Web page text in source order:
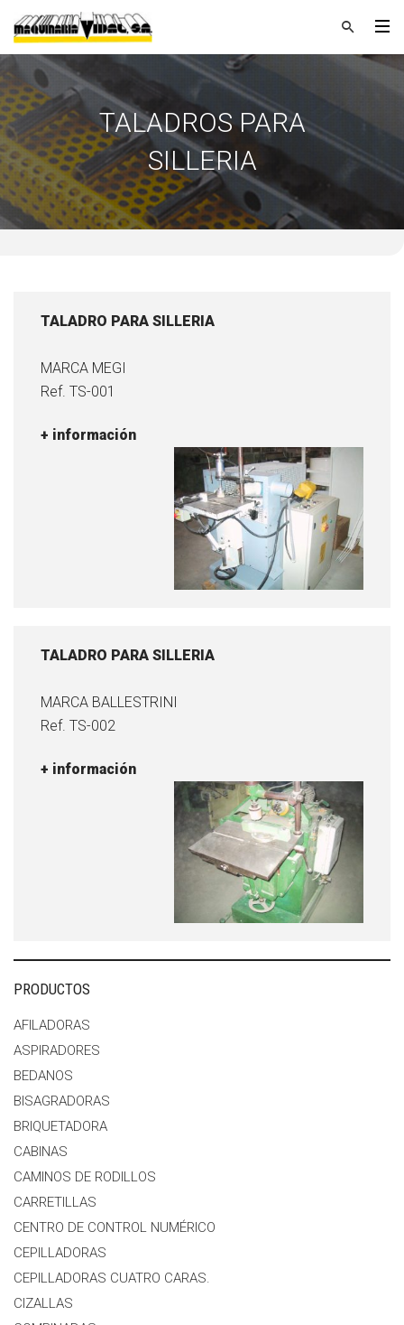
TALADROS PARA
SILLERIA
TALADRO PARA SILLERIA
MARCA MEGI
Ref. TS-001
+ información
TALADRO PARA SILLERIA
MARCA BALLESTRINI
Ref. TS-002
+ información
PRODUCTOS
AFILADORAS
ASPIRADORES
BEDANOS
BISAGRADORAS
BRIQUETADORA
CABINAS
CAMINOS DE RODILLOS
CARRETILLAS
CENTRO DE CONTROL NUMÉRICO
CEPILLADORAS
CEPILLADORAS CUATRO CARAS.
CIZALLAS